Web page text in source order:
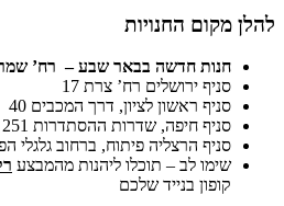
להלן מקום החנויות
חנות חדשה בבאר שבע – רח’ שמריהו
סניף ירושלים רח’ צרת 17
סניף ראשון לציון, דרך המכבים 40
סניף חיפה, שדרות ההסתדרות 251 צומת קריית אתא
סניף הרצליה פיתוח, ברחוב גלגלי
שימו לב – תוכלו ליהנות מהמבצע
קופון בנייד שלכם